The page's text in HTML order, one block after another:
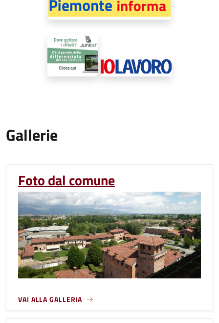
Gallerie
Foto dal comune
VAI ALLA GALLERIA